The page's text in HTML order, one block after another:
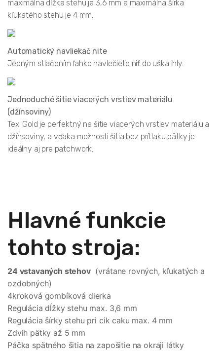
maximálna dĺžka stehu je 3,6 mm a maximálna šírka
kľukatého stehu je 4 mm.
Automatický navliekač nite
Jedným stlačením ľahko navlečiete niť do uška ihly.
Jednoduché šitie viacerých vrstiev materiálu
(džínsoviny)
Texi Gold je perfektný na šitie viacerých vrstiev materiálu a
džínsoviny, a vďaka možnosti šitia bez prítlaku pätky je
ideálny aj pre patchwork.
Hlavné funkcie
tohto stroja:
24 vstavaných stehov(vrátane rovných, kľukatých a
ozdobných)
4kroková gombíková dierka
Regulácia dĺžky stehu max. 3,6 mm
Regulácia šírky stehu pri cik caku max. 4 mm
Zdvih pätky až 5 mm
Páčka spätného šitia na zapošitie na okraji látky